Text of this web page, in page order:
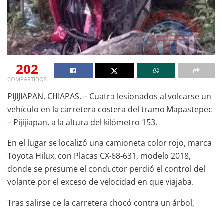
202
COMPARTIDOS
PIJIJIAPAN, CHIAPAS. – Cuatro lesionados al volcarse un
vehículo en la carretera costera del tramo Mapastepec
– Pijijiapan, a la altura del kilómetro 153.
En el lugar se localizó una camioneta color rojo, marca
Toyota Hilux, con Placas CX-68-631, modelo 2018,
donde se presume el conductor perdió el control del
volante por el exceso de velocidad en que viajaba.
Tras salirse de la carretera chocó contra un árbol,